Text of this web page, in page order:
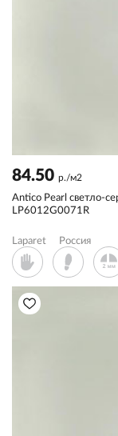
84.50 р./м2
Antico Pearl светло-
LP6012G0071R
Laparet Россия